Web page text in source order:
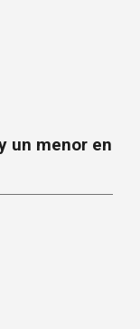
un menor en